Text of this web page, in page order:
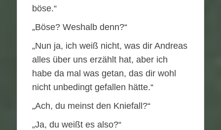
böse.“
„Böse? Weshalb denn?“
„Nun ja, ich weiß nicht, was dir Andreas
alles über uns erzählt hat, aber ich
habe da mal was getan, das dir wohl
nicht unbedingt gefallen hätte.“
„Ach, du meinst den Kniefall?“
„Ja, du weißt es also?“